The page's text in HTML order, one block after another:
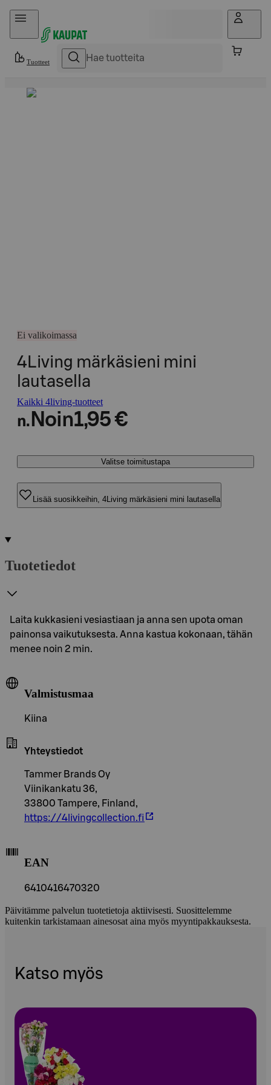
Hyppää sisältöön
Tuotteet
Ei valikoimassa
4Living märkäsieni mini
lautasella
Kaikki 4living-tuotteet
n. Noin1,95 €
Valitse toimitustapa
Lisää suosikkeihin, 4Living märkäsieni mini lautasella
Tuotetiedot
Laita kukkasieni vesiastiaan ja anna sen upota oman
painonsa vaikutuksesta. Anna kastua kokonaan, tähän
menee noin 2 min.
Valmistusmaa
Kiina
Yhteystiedot
Tammer Brands Oy
Viinikankatu 36,
33800 Tampere, Finland,
https://4livingcollection.fi
EAN
6410416470320
Päivitämme palvelun tuotetietoja aktiivisesti. Suosittelemme
kuitenkin tarkistamaan ainesosat aina myös myyntipakkauksesta.
Katso myös